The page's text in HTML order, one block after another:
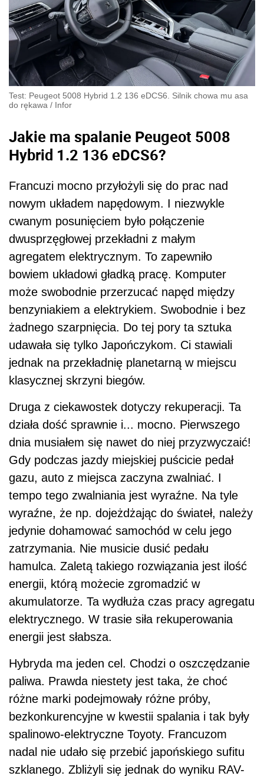
Test: Peugeot 5008 Hybrid 1.2 136 eDCS6. Silnik chowa mu asa
do rękawa / Infor
Jakie ma spalanie Peugeot 5008
Hybrid 1.2 136 eDCS6?
Francuzi mocno przyłożyli się do prac nad
nowym układem napędowym. I niezwykle
cwanym posunięciem było połączenie
dwusprzęgłowej przekładni z małym
agregatem elektrycznym. To zapewniło
bowiem układowi gładką pracę. Komputer
może swobodnie przerzucać napęd między
benzyniakiem a elektrykiem. Swobodnie i bez
żadnego szarpnięcia. Do tej pory ta sztuka
udawała się tylko Japończykom. Ci stawiali
jednak na przekładnię planetarną w miejscu
klasycznej skrzyni biegów.
Druga z ciekawostek dotyczy rekuperacji. Ta
działa dość sprawnie i... mocno. Pierwszego
dnia musiałem się nawet do niej przyzwyczaić!
Gdy podczas jazdy miejskiej puścicie pedał
gazu, auto z miejsca zaczyna zwalniać. I
tempo tego zwalniania jest wyraźne. Na tyle
wyraźne, że np. dojeżdżając do świateł, należy
jedynie dohamować samochód w celu jego
zatrzymania. Nie musicie dusić pedału
hamulca. Zaletą takiego rozwiązania jest ilość
energii, którą możecie zgromadzić w
akumulatorze. Ta wydłuża czas pracy agregatu
elektrycznego. W trasie siła rekuperowania
energii jest słabsza.
Hybryda ma jeden cel. Chodzi o oszczędzanie
paliwa. Prawda niestety jest taka, że choć
różne marki podejmowały różne próby,
bezkonkurencyjne w kwestii spalania i tak były
spalinowo-elektryczne Toyoty. Francuzom
nadal nie udało się przebić japońskiego sufitu
szklanego. Zbliżyli się jednak do wyniku RAV-